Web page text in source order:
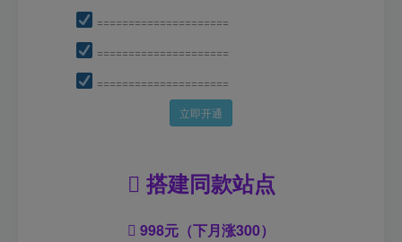
=====================
=====================
=====================
立即开通
搭建同款站点
998元（下月涨300）